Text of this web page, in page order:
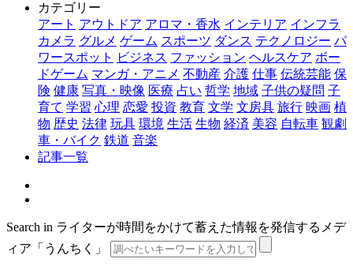
カテゴリー
アート アウトドア アロマ・香水 インテリア インフラ
カメラ グルメ ゲーム スポーツ ダンス テクノロジー パ
ワースポット
ビジネス ファッション ヘルスケア ボー
ドゲーム マンガ・アニメ 不動産 介護 仕事 伝統芸能 保
険 健康 写真・映像 医療 占い 哲学 地域 子供の疑問 子
育て 学習 心理 恋愛 投資 教育 文学 文房具 旅行 映画 植
物 歴史 法律 玩具 環境 生活 生物 経済 美容 自転車 観劇
車・バイク 鉄道 音楽
記事一覧
Search in ライターが時間をかけて蓄えた情報を発信するメデ
ィア「うんちく」